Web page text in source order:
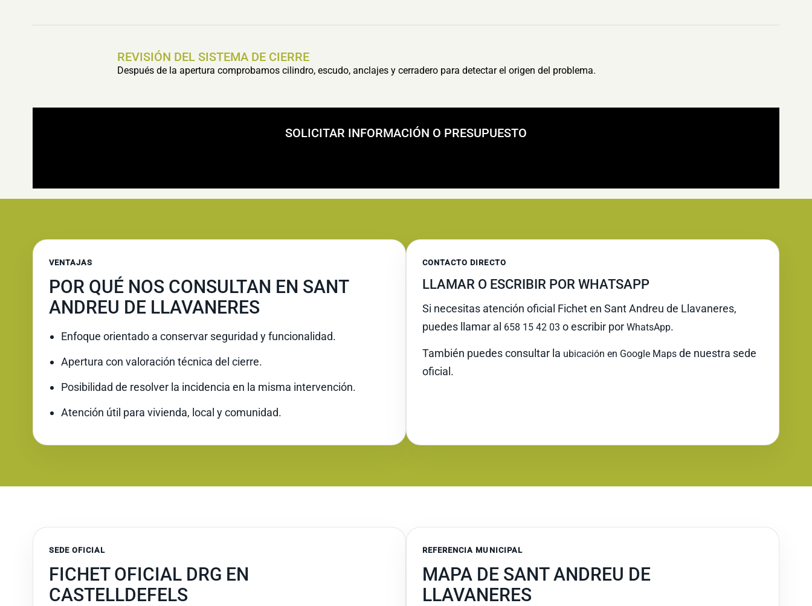
REVISIÓN DEL SISTEMA DE CIERRE
Después de la apertura comprobamos cilindro, escudo, anclajes y cerradero para detectar el origen del problema.
SOLICITAR INFORMACIÓN O PRESUPUESTO
VENTAJAS
POR QUÉ NOS CONSULTAN EN SANT
ANDREU DE LLAVANERES
Enfoque orientado a conservar seguridad y funcionalidad.
Apertura con valoración técnica del cierre.
Posibilidad de resolver la incidencia en la misma intervención.
Atención útil para vivienda, local y comunidad.
CONTACTO DIRECTO
LLAMAR O ESCRIBIR POR WHATSAPP
Si necesitas atención oficial Fichet en Sant Andreu de Llavaneres,
puedes llamar al 658 15 42 03 o escribir por WhatsApp.
También puedes consultar la ubicación en Google Maps de nuestra sede
oficial.
SEDE OFICIAL
FICHET OFICIAL DRG EN
CASTELLDEFELS
REFERENCIA MUNICIPAL
MAPA DE SANT ANDREU DE
LLAVANERES